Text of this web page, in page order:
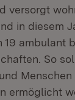
versorgt
in diesem
19 ambulant
So
Menschen
ermöglicht